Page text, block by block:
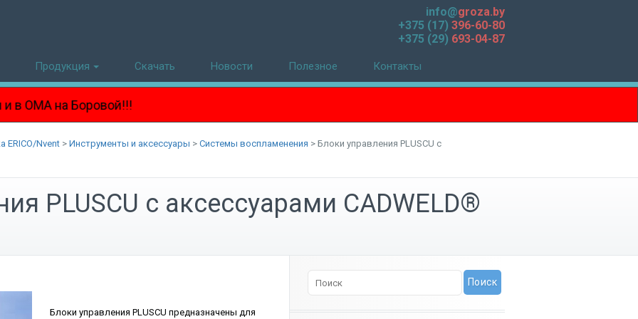
info@groza.by
+375 (17) 396-60-80
+375 (29) 693-04-87
Продукция Скачать Новости Полезное Контакты
ERICO/Nvent > Инструменты и аксессуары > Системы воспламенения > Блоки управления PLUSCU с
PLUSCU с аксессуарами CADWELD®
Блоки управления PLUSCU предназначены для